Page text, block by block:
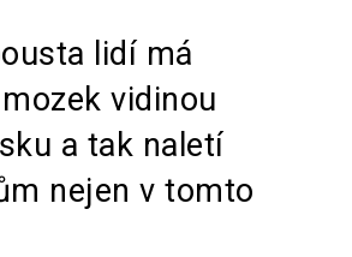
lidí má
vidinou
a tak naletí
nejen v tomto